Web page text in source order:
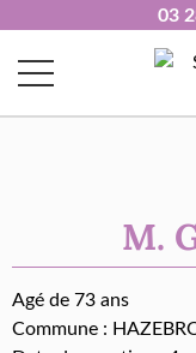
03
M.
Agé de 73 ans
Commune :